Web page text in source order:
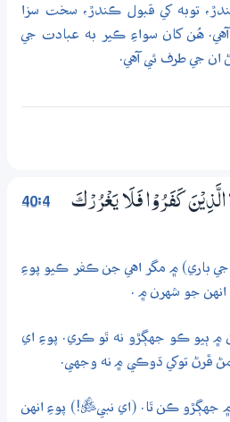
توبه کي قبول ڪندڙ، سخت سزا
هُن کان سواءِ ڪير به عبادت جي
ان جي طرف ئي آهي.
40:4
الَّذِيْنَ كَفَرُوْا فَلَا يَغْرُرْكَ
(جي باري) ۾ مگر اهي جن ڪفر ڪيو پوءِ
جو شهرن ۾ .
۾ ٻيو ڪو جهڳڙو نه ٿو ڪري. پوءِ اي
ڦرڻ توکي ڌوڪي ۾ نه وجهي.
۾ جهڳڙو ڪن ٿا. (اي نبيﷺ!) پوءِ انهن